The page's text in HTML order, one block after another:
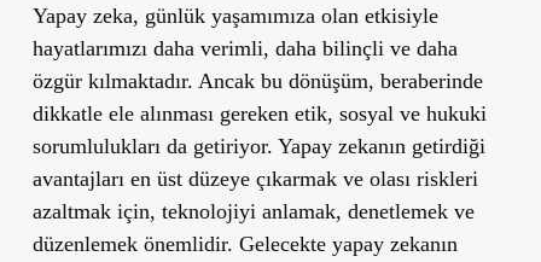
Yapay zeka, günlük yaşamımıza olan etkisiyle
hayatlarımızı daha verimli, daha bilinçli ve daha
özgür kılmaktadır. Ancak bu dönüşüm, beraberinde
dikkatle ele alınması gereken etik, sosyal ve hukuki
sorumlulukları da getiriyor. Yapay zekanın getirdiği
avantajları en üst düzeye çıkarmak ve olası riskleri
azaltmak için, teknolojiyi anlamak, denetlemek ve
düzenlemek önemlidir. Gelecekte yapay zekanın